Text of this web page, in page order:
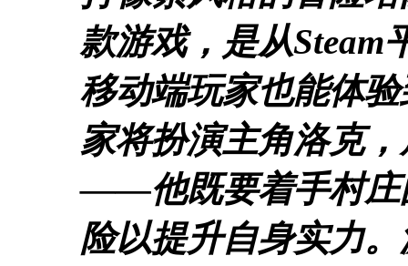
款游戏，是从Steam
移动端玩家也能体
家将扮演主角洛克
——他既要着手村庄
险以提升自身实力